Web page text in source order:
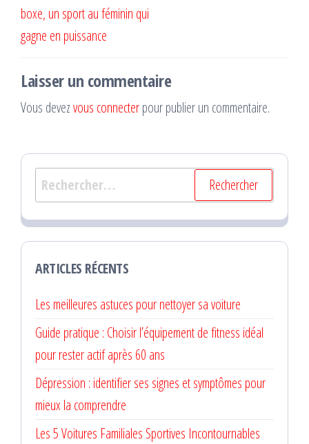
l’article
boxe, un sport au féminin qui
gagne en puissance
Laisser un commentaire
Vous devezvous connecterpour publier un commentaire.
Rechercher :
ARTICLES RÉCENTS
Les meilleures astuces pour nettoyer sa voiture
Guide pratique : Choisir l’équipement de fitness idéal
pour rester actif après 60 ans
Dépression : identifier ses signes et symptômes pour
mieux la comprendre
Les 5 Voitures Familiales Sportives Incontournables